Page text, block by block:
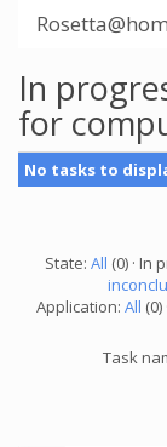
In
for
No tasks to
State: All (0) · In
Application: All (0) ·
Task